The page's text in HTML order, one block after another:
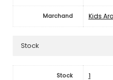
Marchand Kids
Stock
Stock 1